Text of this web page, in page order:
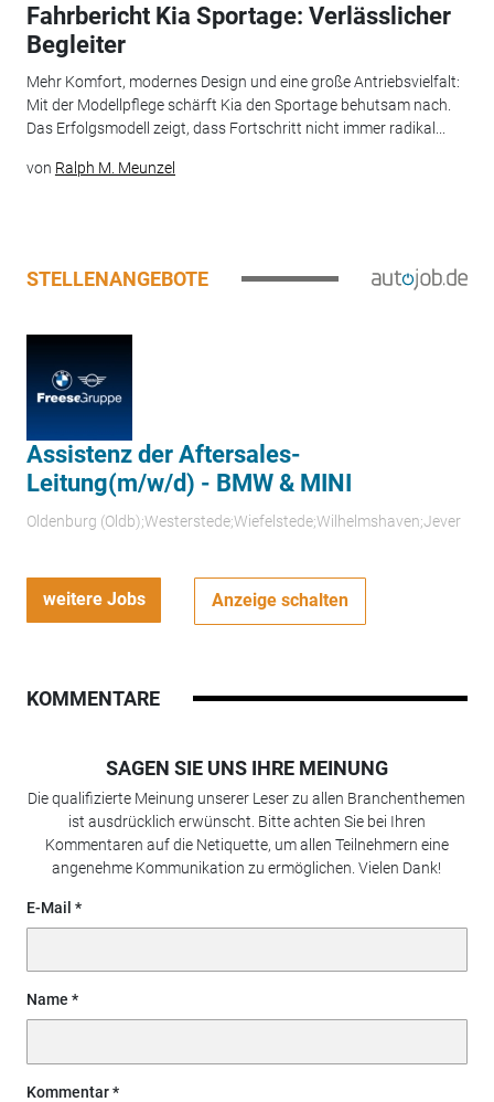
Fahrbericht Kia Sportage: Verlässlicher
Begleiter
Mehr Komfort, modernes Design und eine große Antriebsvielfalt:
Mit der Modellpflege schärft Kia den Sportage behutsam nach.
Das Erfolgsmodell zeigt, dass Fortschritt nicht immer radikal...
von Ralph M. Meunzel
STELLENANGEBOTE
Assistenz der Aftersales-
Leitung(m/w/d) - BMW & MINI
Oldenburg (Oldb);Westerstede;Wiefelstede;Wilhelmshaven;Jever
weitere Jobs Anzeige schalten
KOMMENTARE
SAGEN SIE UNS IHRE MEINUNG
Die qualifizierte Meinung unserer Leser zu allen Branchenthemen
ist ausdrücklich erwünscht. Bitte achten Sie bei Ihren
Kommentaren auf die Netiquette, um allen Teilnehmern eine
angenehme Kommunikation zu ermöglichen. Vielen Dank!
E-Mail
Name
Kommentar